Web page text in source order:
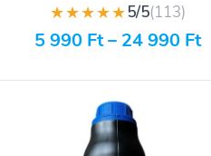
★★★★★5/5(113)
5 990 Ft– 24 990 Ft